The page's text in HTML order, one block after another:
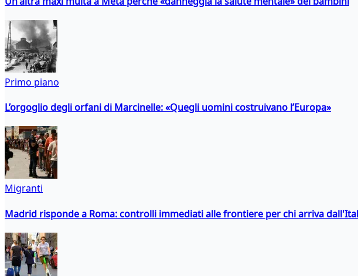
Primo piano
L’orgoglio degli orfani di Marcinelle: «Quegli uomini costruivano l’Europa»
Migranti
Madrid risponde a Roma: controlli immediati alle frontiere per chi arriva